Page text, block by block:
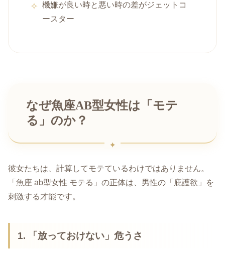
機嫌が良い時と悪い時の差がジェットコ
ースター
なぜ魚座AB型女性は「モテ
る」のか？
彼女たちは、計算してモテているわけではありません。
「魚座 ab型女性 モテる」の正体は、男性の「庇護欲」を
刺激する才能です。
1. 「放っておけない」危うさ